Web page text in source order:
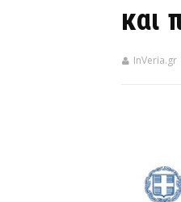
και
InVeria.gr